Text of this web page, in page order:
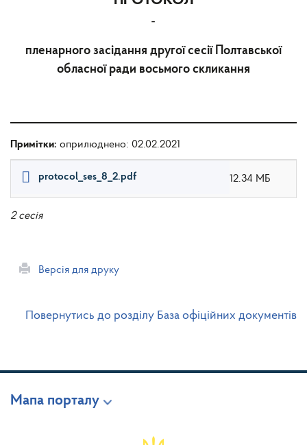
-
пленарного засідання другої сесії Полтавської
обласної ради восьмого скликання
Примітки: оприлюднено: 02.02.2021
protocol_ses_8_2.pdf 12.34 МБ
2 сесія
Версія для друку
Повернутись до розділу База офіційних документів
Мапа порталу